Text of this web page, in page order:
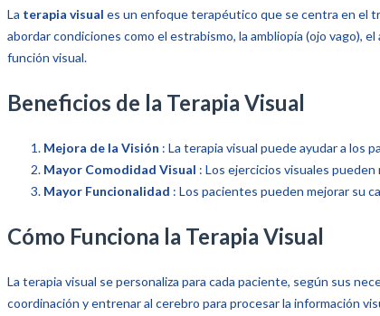
La terapia visual es un enfoque terapéutico que se centra en el
abordar condiciones como el estrabismo, la ambliopía (ojo vago),
función visual.
Beneficios de la Terapia Visual
Mejora de la Visión : La terapia visual puede ayudar a los
Mayor Comodidad Visual : Los ejercicios visuales
Mayor Funcionalidad : Los pacientes pueden mejorar su
Cómo Funciona la Terapia Visual
La terapia visual se personaliza para cada paciente, según sus
coordinación y entrenar al cerebro para procesar la información